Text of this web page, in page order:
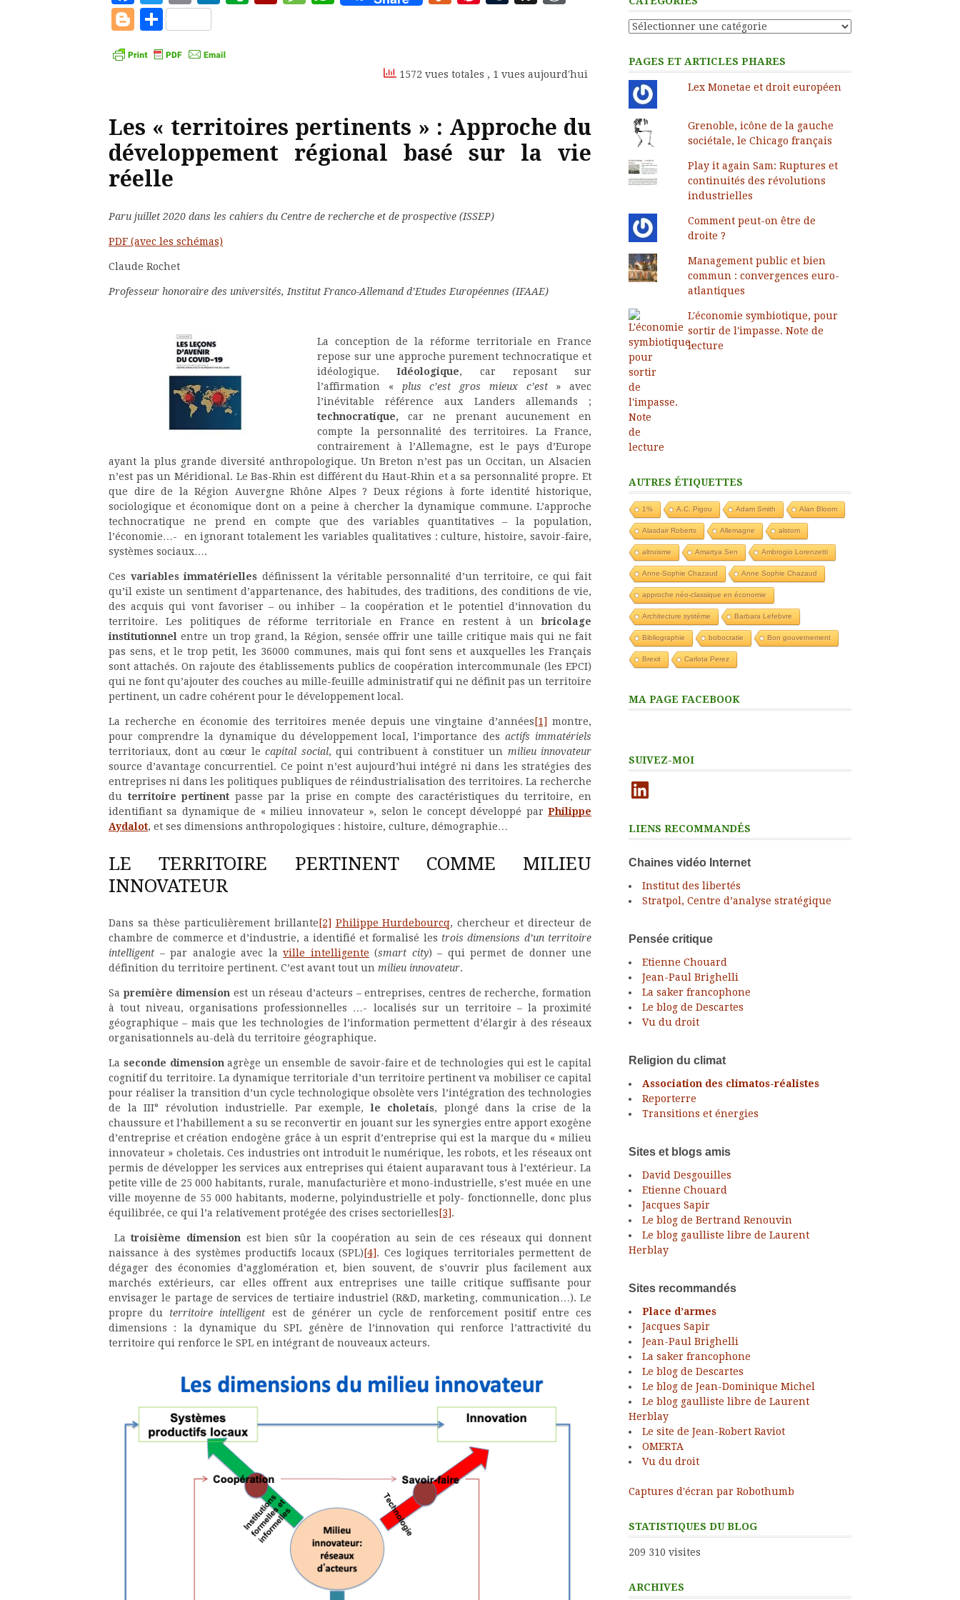
Blogger
Partager
1572 vues totales , 1 vues aujourd'hui
Les « territoires pertinents » : Approche du
développement régional basé sur la vie
réelle
Paru juillet 2020 dans les cahiers du Centre de recherche et de prospective (ISSEP)
PDF (avec les schémas)
Claude Rochet
Professeur honoraire des universités, Institut Franco-Allemand d’Etudes Européennes (IFAAE)
La conception de la réforme territoriale en France
repose sur une approche purement technocratique et
idéologique.Idéologique, car reposant sur
l’affirmation « plus c’est gros mieux c’est» avec
l’inévitable référence aux Landers allemands ;
technocratique, car ne prenant aucunement en
compte la personnalité des territoires. La France,
contrairement à l’Allemagne, est le pays d’Europe
ayant la plus grande diversité anthropologique. Un Breton n’est pas un Occitan, un Alsacien
n’est pas un Méridional. Le Bas-Rhin est différent du Haut-Rhin et a sa personnalité propre. Et
que dire de la Région Auvergne Rhône Alpes ? Deux régions à forte identité historique,
sociologique et économique dont on a peine à chercher la dynamique commune. L’approche
technocratique ne prend en compte que des variables quantitatives – la population,
l’économie…- en ignorant totalement les variables qualitatives : culture, histoire, savoir-faire,
systèmes sociaux….
Ces variables immatérielles définissent la véritable personnalité d’un territoire, ce qui fait
qu’il existe un sentiment d’appartenance, des habitudes, des traditions, des conditions de vie,
des acquis qui vont favoriser – ou inhiber – la coopération et le potentiel d’innovation du
territoire. Les politiques de réforme territoriale en France en restent à unbricolage
institutionnel entre un trop grand, la Région, sensée offrir une taille critique mais qui ne fait
pas sens, et le trop petit, les 36000 communes, mais qui font sens et auxquelles les Français
sont attachés. On rajoute des établissements publics de coopération intercommunale (les EPCI)
qui ne font qu’ajouter des couches au mille-feuille administratif qui ne définit pas un territoire
pertinent, un cadre cohérent pour le développement local.
La recherche en économie des territoires menée depuis une vingtaine d’années [1] montre,
pour comprendre la dynamique du développement local, l’importance des actifs immatériels
territoriaux, dont au cœur lecapital social, qui contribuent à constituer un milieu innovateur
source d’avantage concurrentiel. Ce point n’est aujourd’hui intégré ni dans les stratégies des
entreprises ni dans les politiques publiques de réindustrialisation des territoires. La recherche
du territoire pertinent passe par la prise en compte des caractéristiques du territoire, en
identifiant sa dynamique de « milieu innovateur », selon le concept développé par Philippe
Aydalot, et ses dimensions anthropologiques : histoire, culture, démographie…
LE TERRITOIRE PERTINENT COMME MILIEU
INNOVATEUR
Dans sa thèse particulièrement brillante [2] Philippe Hurdebourcq, chercheur et directeur de
chambre de commerce et d’industrie, a identifié et formalisé les trois dimensions d’un territoire
intelligent – par analogie avec laville intelligente (smart city) – qui permet de donner une
définition du territoire pertinent. C’est avant tout un milieu innovateur.
Sa première dimension est un réseau d’acteurs – entreprises, centres de recherche, formation
à tout niveau, organisations professionnelles …- localisés sur un territoire – la proximité
géographique – mais que les technologies de l’information permettent d’élargir à des réseaux
organisationnels au-delà du territoire géographique.
La seconde dimensionagrège un ensemble de savoir-faire et de technologies qui est le capital
cognitif du territoire. La dynamique territoriale d’un territoire pertinent va mobiliser ce capital
pour réaliser la transition d’un cycle technologique obsolète vers l’intégration des technologies
de la III° révolution industrielle. Par exemple,le choletais, plongé dans la crise de la
chaussure et l’habillement a su se reconvertir en jouant sur les synergies entre apport exogène
d’entreprise et création endogène grâce à un esprit d’entreprise qui est la marque du « milieu
innovateur » choletais. Ces industries ont introduit le numérique, les robots, et les réseaux ont
permis de développer les services aux entreprises qui étaient auparavant tous à l’extérieur. La
petite ville de 25 000 habitants, rurale, manufacturière et mono-industrielle, s’est muée en une
ville moyenne de 55 000 habitants, moderne, polyindustrielle et poly- fonctionnelle, donc plus
équilibrée, ce qui l’a relativement protégée des crises sectorielles [3].
Latroisième dimension est bien sûr la coopération au sein de ces réseaux qui donnent
naissance à des systèmes productifs locaux (SPL) [4]. Ces logiques territoriales permettent de
dégager des économies d’agglomération et, bien souvent, de s’ouvrir plus facilement aux
marchés extérieurs, car elles offrent aux entreprises une taille critique suffisante pour
envisager le partage de services de tertiaire industriel (R&D, marketing, communication…). Le
propre du territoire intelligent est de générer un cycle de renforcement positif entre ces
dimensions : la dynamique du SPL génère de l’innovation qui renforce l’attractivité du
territoire qui renforce le SPL en intégrant de nouveaux acteurs.
Catégories
PAGES ET ARTICLES PHARES
Lex Monetae et droit européen
Grenoble, icône de la gauche
sociétale, le Chicago français
Play it again Sam: Ruptures et
continuités des révolutions
industrielles
Comment peut-on être de
droite ?
Management public et bien
commun : convergences euro-
atlantiques
L'économie symbiotique, pour
sortir de l'impasse. Note de
lecture
AUTRES ÉTIQUETTES
1% A.C. Pigou Adam Smith Alan Bloom
Alasdair Roberts Allemagne alstom
altruisme Amartya Sen Ambrogio Lorenzetti
Anne-Sophie Chazaud Anne Sophie Chazaud
approche néo-classique en économie
Architecture système Barbara Lefebvre
Bibliographie bobocratie Bon gouvernement
Brexit Carlota Perez
MA PAGE FACEBOOK
SUIVEZ-MOI
LinkedIn
LIENS RECOMMANDÉS
Chaines vidéo Internet
Institut des libertés
Stratpol, Centre d’analyse stratégique
Pensée critique
Etienne Chouard
Jean-Paul Brighelli
La saker francophone
Le blog de Descartes
Vu du droit
Religion du climat
Association des climatos-réalistes
Reporterre
Transitions et énergies
Sites et blogs amis
David Desgouilles
Etienne Chouard
Jacques Sapir
Le blog de Bertrand Renouvin
Le blog gaulliste libre de Laurent
Herblay
Sites recommandés
Place d’armes
Jacques Sapir
Jean-Paul Brighelli
La saker francophone
Le blog de Descartes
Le blog de Jean-Dominique Michel
Le blog gaulliste libre de Laurent
Herblay
Le site de Jean-Robert Raviot
OMERTA
Vu du droit
Captures d'écran par Robothumb
STATISTIQUES DU BLOG
209 310 visites
ARCHIVES